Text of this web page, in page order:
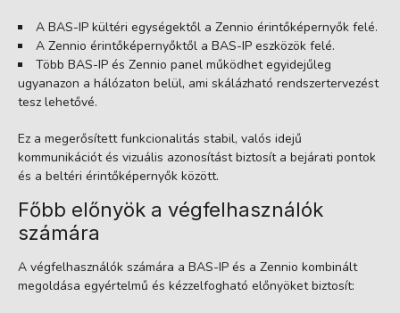
A BAS-IP kültéri egységektől a Zennio érintőképernyők felé.
A Zennio érintőképernyőktől a BAS-IP eszközök felé.
Több BAS-IP és Zennio panel működhet egyidejűleg
ugyanazon a hálózaton belül, ami skálázható rendszertervezést
tesz lehetővé.
Ez a megerősített funkcionalitás stabil, valós idejű
kommunikációt és vizuális azonosítást biztosít a bejárati pontok
és a beltéri érintőképernyők között.
Főbb előnyök a végfelhasználók
számára
A végfelhasználók számára a BAS-IP és a Zennio kombinált
megoldása egyértelmű és kézzelfogható előnyöket biztosít: